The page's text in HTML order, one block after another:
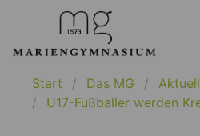
Start Das MG
U17-Fußballer werden